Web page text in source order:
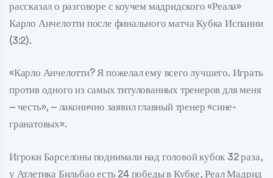
рассказал о разговоре с коучем мадридского «Реала»
Карло Анчелотти после финального матча Кубка Испании
(3:2).
«Карло Анчелотти? Я пожелал ему всего лучшего. Играть
против одного из самых титулованных тренеров для меня
– честь», – лаконично заявил главный тренер «сине-
гранатовых».
Игроки Барселоны поднимали над головой кубок 32 раза,
у Атлетика Бильбао есть 24 победы в Кубке, Реал Мадрид